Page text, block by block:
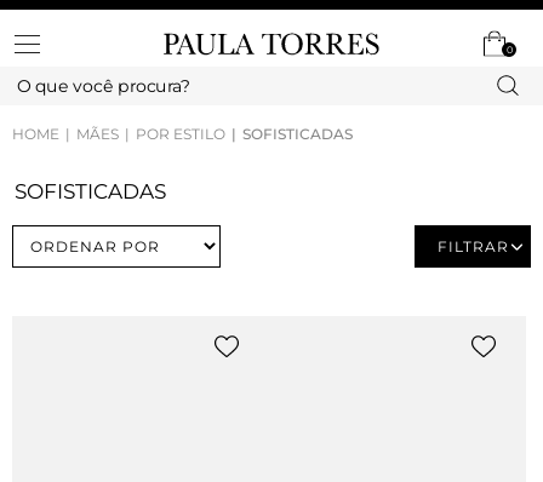
0
HOME MÃES POR ESTILO SOFISTICADAS
SOFISTICADAS
FILTRAR